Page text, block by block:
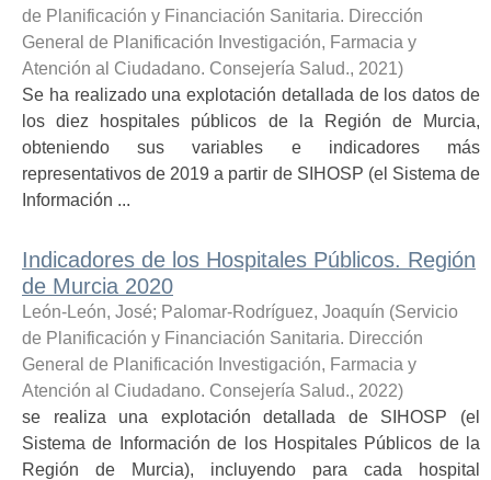
de Planificación y Financiación Sanitaria. Dirección
General de Planificación Investigación, Farmacia y
Atención al Ciudadano. Consejería Salud., 2021)
Se ha realizado una explotación detallada de los datos de
los diez hospitales públicos de la Región de Murcia,
obteniendo sus variables e indicadores más
representativos de 2019 a partir de SIHOSP (el Sistema de
Información ...
Indicadores de los Hospitales Públicos. Región
de Murcia 2020
León-León, José; Palomar-Rodríguez, Joaquín (Servicio
de Planificación y Financiación Sanitaria. Dirección
General de Planificación Investigación, Farmacia y
Atención al Ciudadano. Consejería Salud., 2022)
se realiza una explotación detallada de SIHOSP (el
Sistema de Información de los Hospitales Públicos de la
Región de Murcia), incluyendo para cada hospital